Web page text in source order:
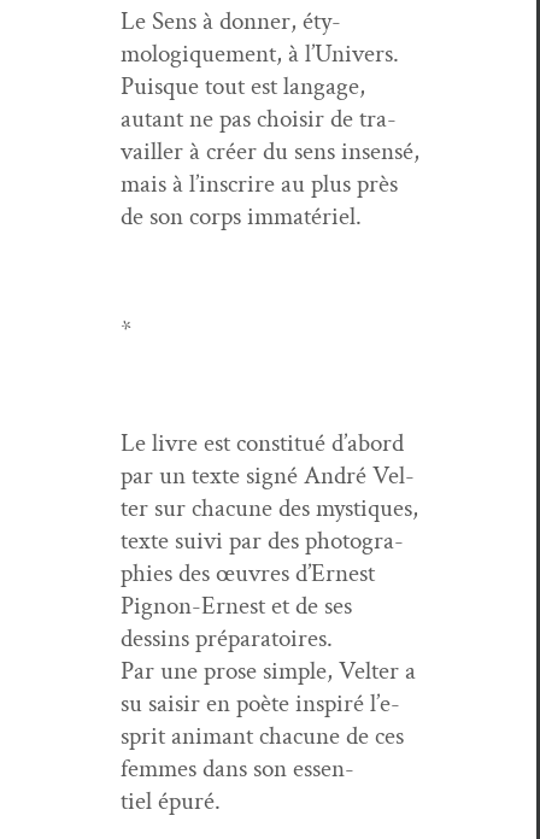
Le Sens à don­ner, éty­
mologique­ment, à l’U­nivers.
Puisque tout est lan­gage,
autant ne pas choisir de tra­
vailler à créer du sens insen­sé,
mais à l’in­scrire au plus près
de son corps immatériel.
*
Le livre est con­sti­tué d’abord
par un texte signé André Vel­
ter sur cha­cune des mys­tiques,
texte suivi par des pho­togra­
phies des œuvres d’Ernest
Pignon-Ernest et de ses
dessins préparatoires.
Par une prose sim­ple, Vel­ter a
su saisir en poète inspiré l’e­
sprit ani­mant cha­cune de ces
femmes dans son essen­
tiel épuré.